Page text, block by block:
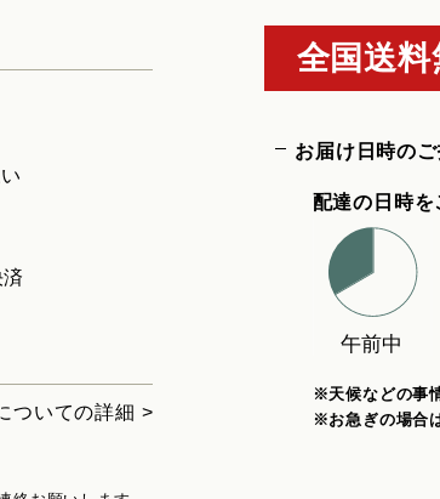
ついての詳細 >
全国送料
お届け日時の
配達の日時を
※天候などの事
※お急ぎの場合